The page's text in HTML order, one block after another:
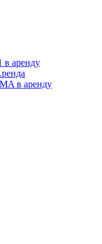
в аренду
в аренду